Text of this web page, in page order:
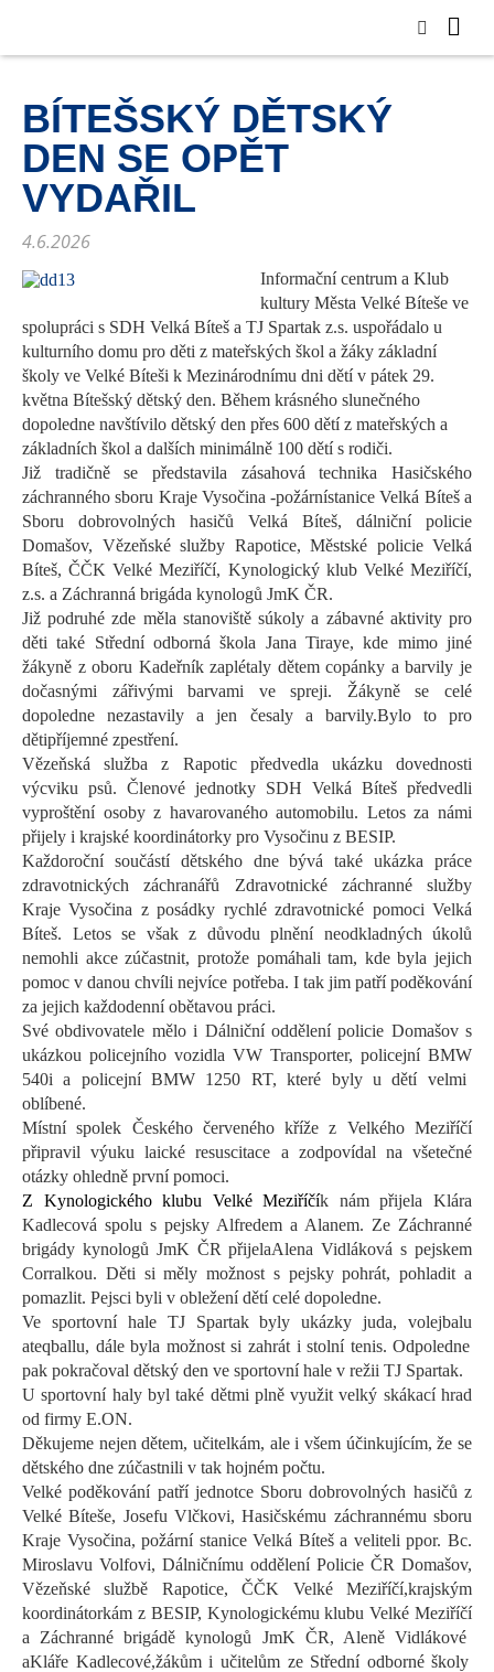
BÍTEŠSKÝ DĚTSKÝ
DEN SE OPĚT
VYDAŘIL
4.6.2026
Informační centrum a Klub
kultury Města Velké Bíteše ve
spolupráci s SDH Velká Bíteš a TJ Spartak z.s. uspořádalo u
kulturního domu pro děti z mateřských škol a žáky základní
školy ve Velké Bíteši k Mezinárodnímu dni dětí v pátek 29.
května Bítešský dětský den. Během krásného slunečného
dopoledne navštívilo dětský den přes 600 dětíz mateřských a
základních škol a dalších minimálně 100 dětí s rodiči.
Již tradičně se představila zásahová technika Hasičského
záchranného sboru Kraje Vysočina -požárnístanice Velká Bíteš a
Sboru dobrovolných hasičů Velká Bíteš, dálniční policie
Domašov, Vězeňskéslužby Rapotice, Městské policie Velká
Bíteš,ČČK Velké Meziříčí, Kynologický klub Velké Meziříčí,
z.s. a Záchranná brigáda kynologů JmK ČR.
Již podruhé zde měla stanoviště súkoly a zábavné aktivitypro
děti také Střední odborná škola Jana Tiraye, kde mimo jiné
žákyně z oboru Kadeřníkzaplétaly dětem copánky a barvily je
dočasnými zářivými barvami ve spreji. Žákyně se celé
dopoledne nezastavily a jen česaly a barvily.Bylo to pro
dětipříjemné zpestření.
Vězeňská služba z Rapotic předvedla ukázku dovednosti
výcviku psů. Členové jednotky SDH Velká Bíteš předvedli
vyproštění osoby z havarovaného automobilu. Letos za námi
přijely i krajské koordinátorky pro Vysočinu z BESIP.
Každoroční součástí dětského dne bývá také ukázka práce
zdravotnických záchranářů Zdravotnické záchranné služby
Kraje Vysočina z posádky rychlé zdravotnické pomoci Velká
Bíteš. Letos se však z důvodu plnění neodkladných úkolů
nemohli akce zúčastnit, protože pomáhali tam, kde byla jejich
pomoc v danou chvíli nejvíce potřeba. I tak jim patří poděkování
za jejich každodenní obětavou práci.
Své obdivovatele mělo i Dálniční oddělení policie Domašov s
ukázkou policejního vozidla VW Transporter, policejní BMW
540i a policejníBMW 1250 RT, které byly u dětí velmi
oblíbené.
Místní spolek Českého červeného kříže z Velkého Meziříčí
připravil výuku laické resuscitace a zodpovídal na všetečné
otázky ohledně první pomoci.
Z Kynologického klubu Velké Meziříčík nám přijelaKlára
Kadlecová spolu s pejsky Alfredem a Alanem. Ze Záchranné
brigády kynologů JmK ČR přijelaAlena Vidláková s pejskem
Corralkou. Děti si měly možnost s pejsky pohrát, pohladit a
pomazlit. Pejsci byli v obležení dětí celé dopoledne.
Ve sportovní hale TJ Spartak bylyukázky juda, volejbalu
ateqballu, dále byla možnost si zahrát i stolní tenis. Odpoledne
pak pokračoval dětský den ve sportovníhale v režii TJ Spartak.
U sportovní haly byl také dětmi plně využit velký skákací hrad
od firmy E.ON.
Děkujeme nejen dětem, učitelkám, ale i všem účinkujícím, že se
dětského dne zúčastnili v tak hojném počtu.
Velké poděkování patří jednotce Sboru dobrovolných hasičů z
Velké Bíteše, Josefu Vlčkovi,Hasičskému záchrannému sboru
Kraje Vysočina, požární stanice Velká Bíteša veliteli ppor. Bc.
Miroslavu Volfovi, Dálničnímu oddělení Policie ČR Domašov,
Vězeňské službě Rapotice,ČČK Velké Meziříčí,krajským
koordinátorkám z BESIP, Kynologickému klubu Velké Meziříčí
a Záchrannébrigádě kynologů JmK ČR, Aleně Vidlákové
aKláře Kadlecové,žákůmi učitelům ze Střední odborné školy